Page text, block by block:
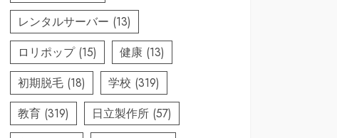
レンタルサーバー (13)
ロリポップ(15) 健康 (13)
初期脱毛 (18) 学校 (319)
教育 (319) 日立製作所 (57)